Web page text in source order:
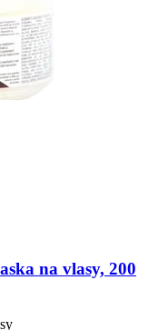
na vlasy, 200